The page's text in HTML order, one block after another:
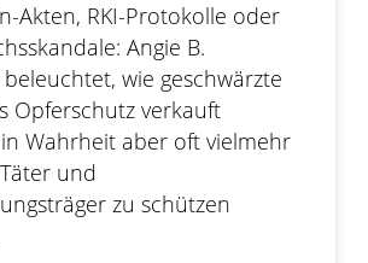
Akten, RKI-Protokolle oder
Angie B.
wie geschwärzte
Opferschutz verkauft
Wahrheit aber oft vielmehr
und
zu schützen